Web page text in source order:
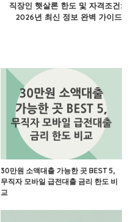
직장인 햇살론 한도 및 자격조건:
2026년 최신 정보 완벽 가이드
30만원 소액대출 가능한 곳 BEST 5,
무직자 모바일 급전대출 금리 한도 비
교